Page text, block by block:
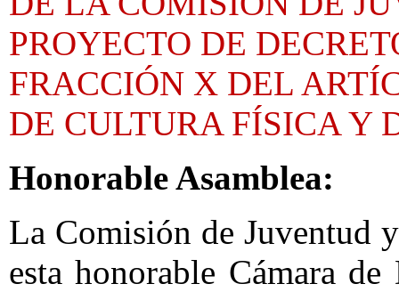
PROYECTO DE
FRACCIÓN X DEL
DE CULTURA FÍSICA Y
Honorable Asamblea:
La Comisión de Juventud
esta honorable Cámara